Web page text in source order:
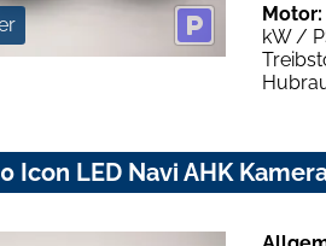
Motor:
kW /
Icon LED Navi AHK